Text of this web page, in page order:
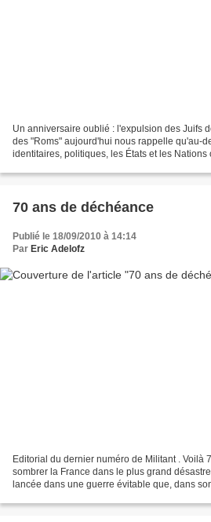
Un anniversaire oublié : l'expulsion des Juifs
des "Roms" aujourd'hui nous rappelle qu'au-
identitaires, politiques, les États et les
70 ans de déchéance
Publié le 18/09/2010 à 14:14
Par Eric Adelofz
Editorial du dernier numéro de Militant . Voilà
sombrer la France dans le plus grand
lancée dans une guerre évitable que, dans